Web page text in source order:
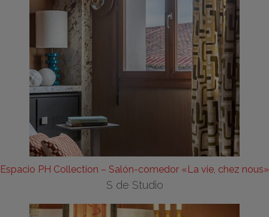
Espacio PH Collection – Salón-comedor «La vie, chez nous»
S de Studio